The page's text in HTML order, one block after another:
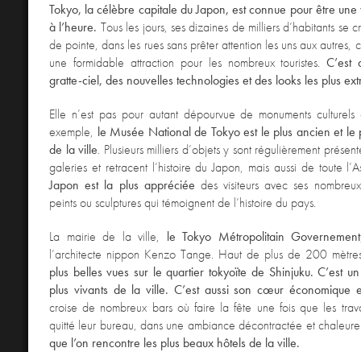
Tokyo, la célèbre capitale du Japon, est connue pour être
à l’heure. Tous les jours, ses dizaines de milliers d’habitants se
de pointe, dans les rues sans prêter attention les uns aux autres,
une formidable attraction pour les nombreux touristes.C’est
gratte-ciel, des nouvelles technologies et des looks les plus
Elle n’est pas pour autant dépourvue de monuments culturels
exemple, le Musée National de Tokyo est le plus ancien et le
de la ville. Plusieurs milliers d’objets y sont régulièrement
galeries et retracent l’histoire du Japon, mais aussi de toute
Japon est la plus appréciée des visiteurs avec ses
peints ou sculptures qui témoignent de l’histoire du pays.
La mairie de la ville, le Tokyo Métropolitain Governement
l’architecte nippon Kenzo Tange. Haut de plus de 200
plus belles vues sur le quartier tokyoïte de Shinjuku. C’est
plus vivants de la ville. C’est aussi son cœur économique
croise de nombreux bars où faire la fête une fois que les
quitté leur bureau, dans une ambiance décontractée et
que l’on rencontre les plus beaux hôtels de la ville.